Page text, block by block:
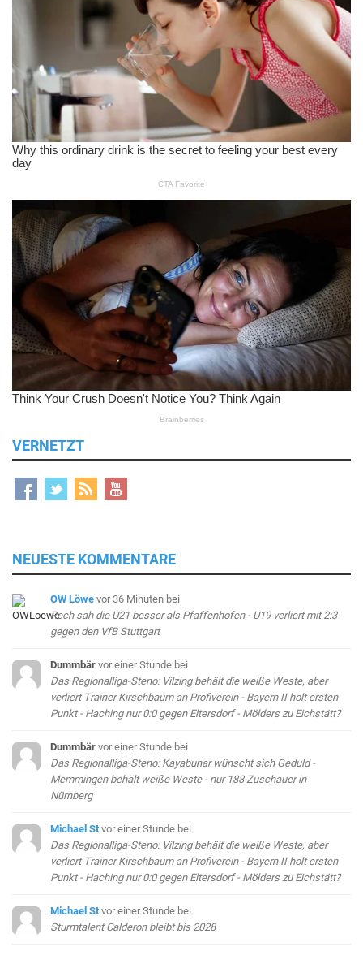
VERNETZT
NEUESTE KOMMENTARE
OW Löwe vor 36 Minuten bei
Rech sah die U21 besser als Pfaffenhofen - U19 verliert mit 2:3
gegen den VfB Stuttgart
Dummbär vor einer Stunde bei
Das Regionalliga-Steno: Vilzing behält die weiße Weste, aber
verliert Trainer Kirschbaum an Profiverein - Bayern II holt ersten
Punkt - Haching nur 0:0 gegen Eltersdorf - Mölders zu Eichstätt?
Dummbär vor einer Stunde bei
Das Regionalliga-Steno: Kayabunar wünscht sich Geduld -
Memmingen behält weiße Weste - nur 188 Zuschauer in
Nürnberg
Michael St vor einer Stunde bei
Das Regionalliga-Steno: Vilzing behält die weiße Weste, aber
verliert Trainer Kirschbaum an Profiverein - Bayern II holt ersten
Punkt - Haching nur 0:0 gegen Eltersdorf - Mölders zu Eichstätt?
Michael St vor einer Stunde bei
Sturmtalent Calderon bleibt bis 2028